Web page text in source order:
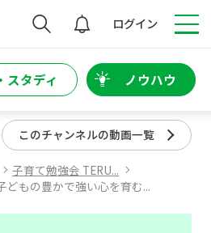
検索 ログイン
スタディ ノウハウ
このチャンネルの動画一覧
子育て勉強会 TERU...
どもの豊かで強い心を育む...